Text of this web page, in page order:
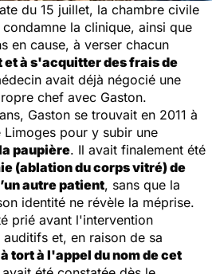
du 15 juillet, la chambre civile
la clinique, ainsi que
en cause, à verser chacun
et à s'acquitter des frais de
avait déjà négocié une
chef avec Gaston.
Gaston se trouvait en 2011 à
pour y subir une
paupière. Il avait finalement été
(ablation du corps vitré) de
autre patient, sans que la
identité ne révèle la méprise.
prié avant l'intervention
et, en raison de sa
tort à l'appel du nom de cet